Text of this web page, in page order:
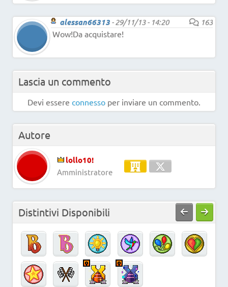
alessan66313 -29/11/13 - 14:20
163
Wow!Da acquistare!
Lascia un commento
Devi essere connesso per inviare un commento.
Autore
lollo10!
Amministratore
Distintivi Disponibili